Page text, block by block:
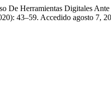
De Herramientas Digitales
43–59. Accedido agosto 7,